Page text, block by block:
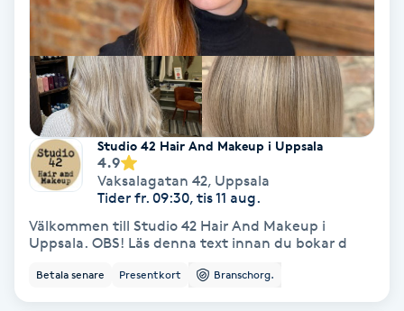
Nageltrång
Nagelvård
Naglar borttagning
Naglar reparation
Studio 42 Hair And Makeup i Uppsala
4.9
Vaksalagatan 42, Uppsala
Tider fr. 09:30, tis 11 aug.
Välkommen till Studio 42 Hair And Makeup i
Uppsala. OBS! Läs denna text innan du bokar d
Betala senare Presentkort Branschorg.